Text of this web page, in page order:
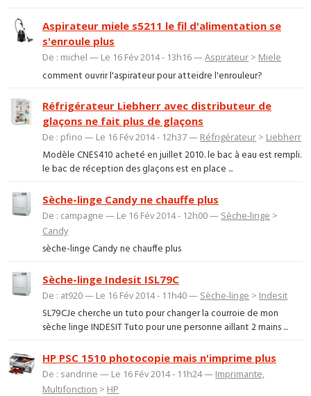
Aspirateur miele s5211 le fil d'alimentation se
s'enroule plus
De : michel — Le 16 Fév 2014 - 13h16 —Aspirateur > Miele
comment ouvrir l'aspirateur pour atteidre l'enrouleur?
Réfrigérateur Liebherr avec distributeur de
glaçons ne fait plus de glaçons
De : pfino — Le 16 Fév 2014 - 12h37 — Réfrigérateur > Liebherr
Modèle CNES410 acheté en juillet 2010. le bac à eau est rempli.
le bac de réception des glaçons est en place ...
Sèche-linge Candy ne chauffe plus
De : campagne — Le 16 Fév 2014 - 12h00 — Sèche-linge >
Candy
sèche-linge Candy ne chauffe plus
Sèche-linge Indesit ISL79C
De : at920 — Le 16 Fév 2014 - 11h40 — Sèche-linge > Indesit
SL79CJe cherche un tuto pour changer la courroie de mon
sèche linge INDESIT Tuto pour une personne aillant 2 mains ...
HP PSC 1510 photocopie mais n'imprime plus
De : sandrine — Le 16 Fév 2014 - 11h24 — Imprimante,
Multifonction > HP